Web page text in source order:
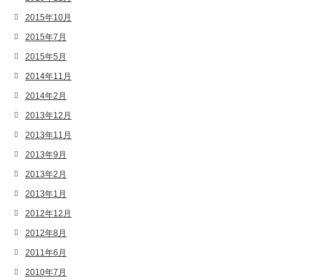
2015年10月
2015年7月
2015年5月
2014年11月
2014年2月
2013年12月
2013年11月
2013年9月
2013年2月
2013年1月
2012年12月
2012年8月
2011年6月
2010年7月